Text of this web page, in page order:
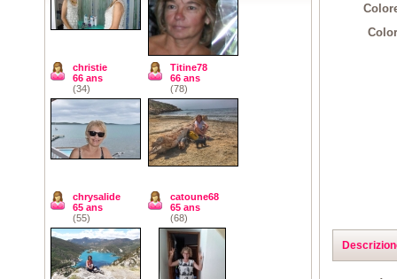
christie
66 ans
(34)
Titine78
66 ans
(78)
chrysalide
65 ans
(55)
catoune68
65 ans
(68)